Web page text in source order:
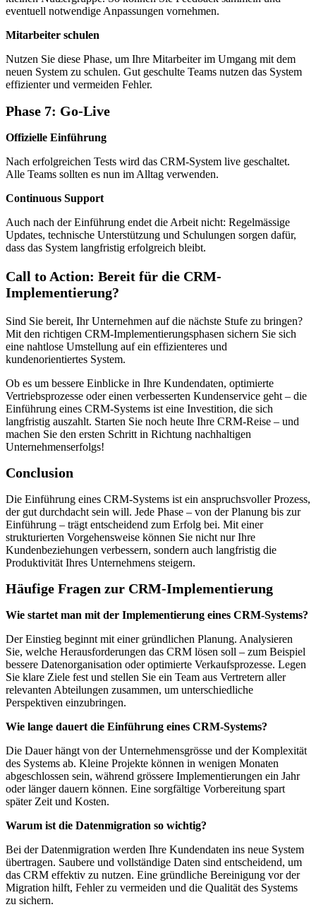
eventuell notwendige Anpassungen vornehmen.
Mitarbeiter schulen
Nutzen Sie diese Phase, um Ihre Mitarbeiter im Umgang mit dem
neuen System zu schulen. Gut geschulte Teams nutzen das System
effizienter und vermeiden Fehler.
Phase 7: Go-Live
Offizielle Einführung
Nach erfolgreichen Tests wird das CRM-System live geschaltet.
Alle Teams sollten es nun im Alltag verwenden.
Continuous Support
Auch nach der Einführung endet die Arbeit nicht: Regelmässige
Updates, technische Unterstützung und Schulungen sorgen dafür,
dass das System langfristig erfolgreich bleibt.
Call to Action: Bereit für die CRM-
Implementierung?
Sind Sie bereit, Ihr Unternehmen auf die nächste Stufe zu bringen?
Mit den richtigen CRM-Implementierungsphasen sichern Sie sich
eine nahtlose Umstellung auf ein effizienteres und
kundenorientiertes System.
Ob es um bessere Einblicke in Ihre Kundendaten, optimierte
Vertriebsprozesse oder einen verbesserten Kundenservice geht – die
Einführung eines CRM-Systems ist eine Investition, die sich
langfristig auszahlt. Starten Sie noch heute Ihre CRM-Reise – und
machen Sie den ersten Schritt in Richtung nachhaltigen
Unternehmenserfolgs!
Conclusion
Die Einführung eines CRM-Systems ist ein anspruchsvoller Prozess,
der gut durchdacht sein will. Jede Phase – von der Planung bis zur
Einführung – trägt entscheidend zum Erfolg bei. Mit einer
strukturierten Vorgehensweise können Sie nicht nur Ihre
Kundenbeziehungen verbessern, sondern auch langfristig die
Produktivität Ihres Unternehmens steigern.
Häufige Fragen zur CRM-Implementierung
Wie startet man mit der Implementierung eines CRM-Systems?
Der Einstieg beginnt mit einer gründlichen Planung. Analysieren
Sie, welche Herausforderungen das CRM lösen soll – zum Beispiel
bessere Datenorganisation oder optimierte Verkaufsprozesse. Legen
Sie klare Ziele fest und stellen Sie ein Team aus Vertretern aller
relevanten Abteilungen zusammen, um unterschiedliche
Perspektiven einzubringen.
Wie lange dauert die Einführung eines CRM-Systems?
Die Dauer hängt von der Unternehmensgrösse und der Komplexität
des Systems ab. Kleine Projekte können in wenigen Monaten
abgeschlossen sein, während grössere Implementierungen ein Jahr
oder länger dauern können. Eine sorgfältige Vorbereitung spart
später Zeit und Kosten.
Warum ist die Datenmigration so wichtig?
Bei der Datenmigration werden Ihre Kundendaten ins neue System
übertragen. Saubere und vollständige Daten sind entscheidend, um
das CRM effektiv zu nutzen. Eine gründliche Bereinigung vor der
Migration hilft, Fehler zu vermeiden und die Qualität des Systems
zu sichern.